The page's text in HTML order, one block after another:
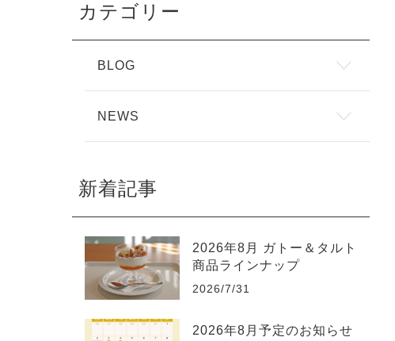
カテゴリー
BLOG
NEWS
新着記事
2026年8月 ガトー＆タルト
商品ラインナップ
2026/7/31
2026年8月予定のお知らせ